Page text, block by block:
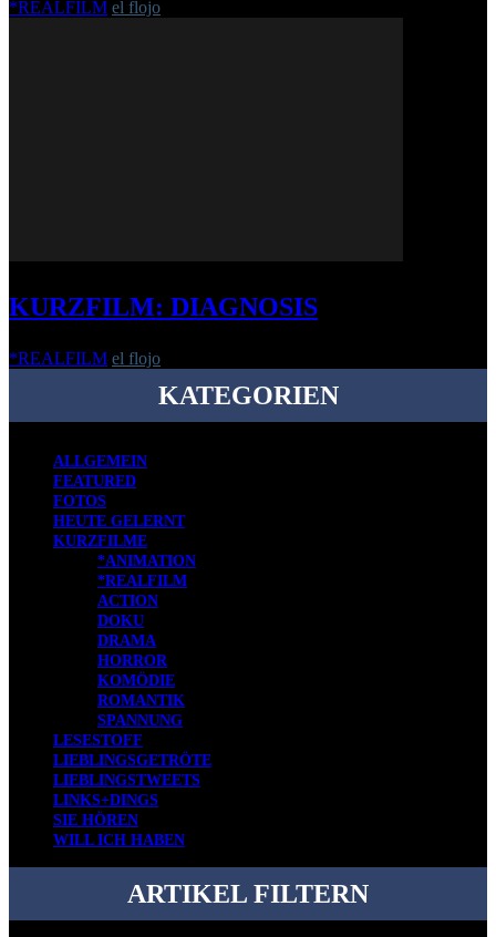
*REALFILM el flojo
KURZFILM: DIAGNOSIS
*REALFILM el flojo
KATEGORIEN
ALLGEMEIN
FEATURED
FOTOS
HEUTE GELERNT
KURZFILME
*ANIMATION
*REALFILM
ACTION
DOKU
DRAMA
HORROR
KOMÖDIE
ROMANTIK
SPANNUNG
LESESTOFF
LIEBLINGSGETRÖTE
LIEBLINGSTWEETS
LINKS+DINGS
SIE HÖREN
WILL ICH HABEN
ARTIKEL FILTERN